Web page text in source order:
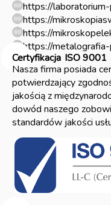
https://
https://
https://
https://
Certyfikacja ISO 9001
Nasza firma posiada
potwierdzający
jakością z
dowód naszego
standardów jakości